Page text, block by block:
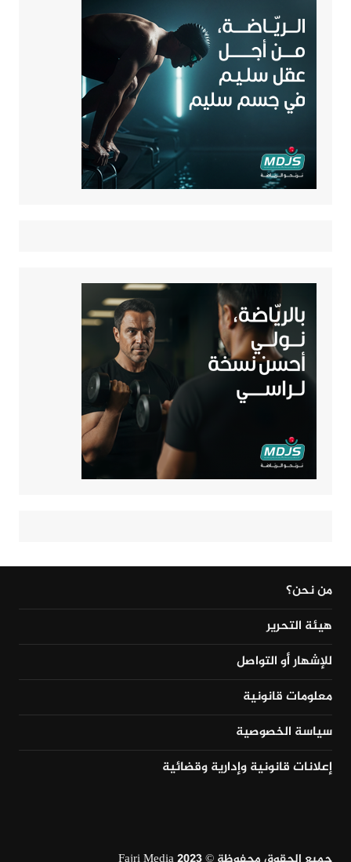
من نحن؟
هيئة التحرير
للإشهار أو التواصل
معلومات قانونية
سياسة الخصوصية
إعلانات قانونية وإدارية وقضائية